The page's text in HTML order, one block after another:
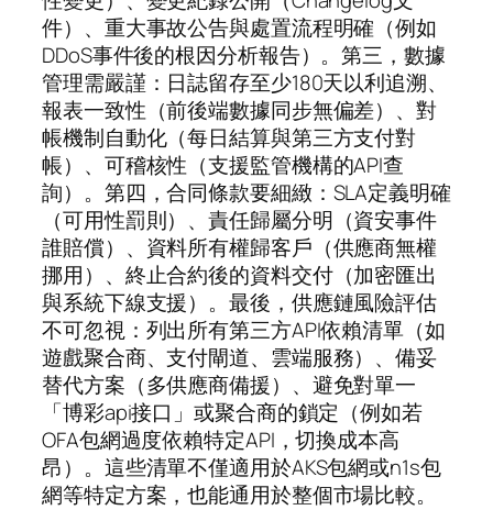
件）、重大事故公告與處置流程明確（例如
DDoS事件後的根因分析報告）。第三，數據
管理需嚴謹：日誌留存至少180天以利追溯、
報表一致性（前後端數據同步無偏差）、對
帳機制自動化（每日結算與第三方支付對
帳）、可稽核性（支援監管機構的API查
詢）。第四，合同條款要細緻：SLA定義明確
（可用性罰則）、責任歸屬分明（資安事件
誰賠償）、資料所有權歸客戶（供應商無權
挪用）、終止合約後的資料交付（加密匯出
與系統下線支援）。最後，供應鏈風險評估
不可忽視：列出所有第三方API依賴清單（如
遊戲聚合商、支付閘道、雲端服務）、備妥
替代方案（多供應商備援）、避免對單一
「博彩api接口」或聚合商的鎖定（例如若
OFA包網過度依賴特定API，切換成本高
昂）。這些清單不僅適用於AKS包網或n1s包
網等特定方案，也能通用於整個市場比較。